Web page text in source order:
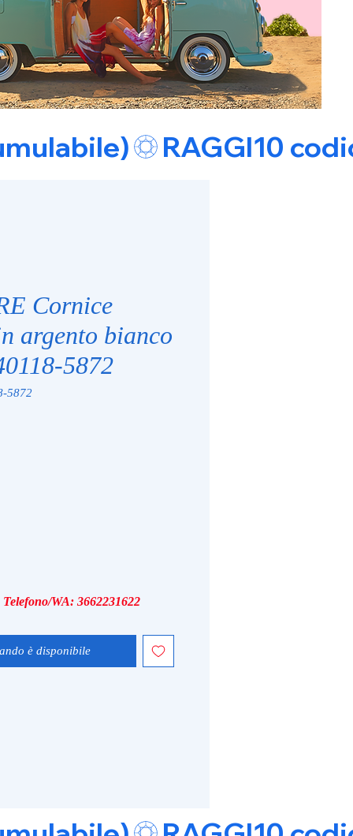
Cornice
argento bianco
5872
5872
WA: 3662231622
è disponibile